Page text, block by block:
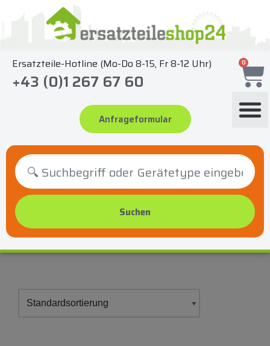
springen
Ersatzteile-Hotline (Mo-Do 8-15, Fr 8-12 Uhr)
+43 (0)1 267 67 60
Anfrageformular
0